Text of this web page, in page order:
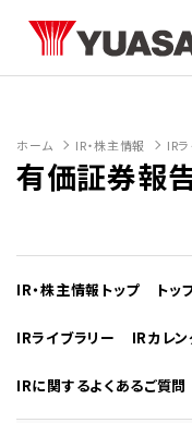
ホーム IR・株主情報 IR
有価証券報
IR・株主情報トップ トッ
IRライブラリー IRカレ
IRに関するよくあるご質問